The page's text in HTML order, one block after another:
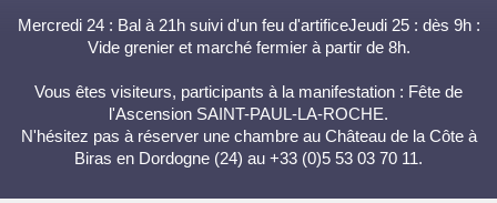
Mercredi 24 : Bal à 21h suivi d'un feu d'artificeJeudi 25 : dès 9h :
Vide grenier et marché fermier à partir de 8h.
Vous êtes visiteurs, participants à la manifestation : Fête de
l'Ascension SAINT-PAUL-LA-ROCHE.
N'hésitez pas à réserver une chambre au Château de la Côte à
Biras en Dordogne (24) au +33 (0)5 53 03 70 11.